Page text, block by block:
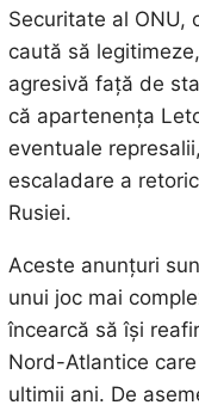
Securitate al ONU,
caută să
agresivă față de
că apartenența
eventuale
escaladare a
Rusiei.
Aceste anunțuri
unui joc mai
încearcă să își
Nord-Atlantice
ultimii ani. De